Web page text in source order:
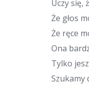
Uczy się,
Że głos
Że ręce
Ona
Tylko
Szukamy